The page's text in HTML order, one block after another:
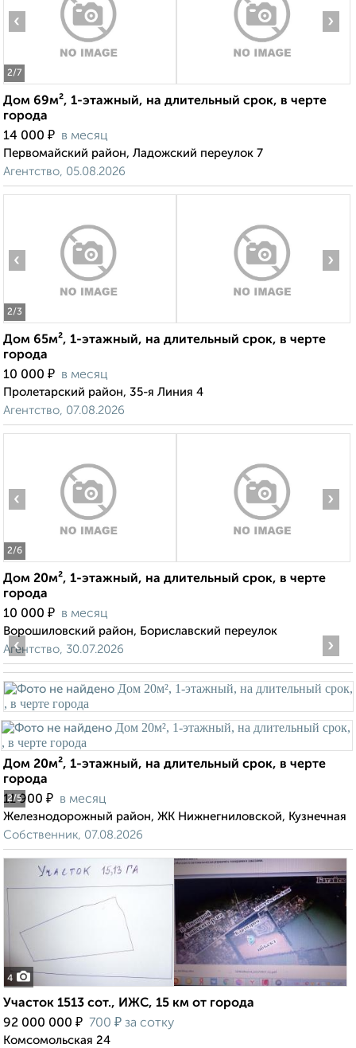
2/7
‹ ›
Дом 69м², 1-этажный, на длительный срок, в черте
города
14 000 ₽ в месяц
Первомайский район, Ладожский переулок 7
Агентство, 05.08.2026
2/3
‹ ›
Дом 65м², 1-этажный, на длительный срок, в черте
города
10 000 ₽ в месяц
Пролетарский район, 35-я Линия 4
Агентство, 07.08.2026
2/6
‹ ›
Дом 20м², 1-этажный, на длительный срок, в черте
города
10 000 ₽ в месяц
Ворошиловский район, Бориславский переулок
Агентство, 30.07.2026
2/5
‹ ›
Дом 20м², 1-этажный, на длительный срок, в черте
города
11 900 ₽ в месяц
Железнодорожный район, ЖК Нижнегниловской, Кузнечная
Собственник, 07.08.2026
4
Участок 1513 сот., ИЖС, 15 км от города
92 000 000 ₽ 700 ₽ за сотку
Комсомольская 24